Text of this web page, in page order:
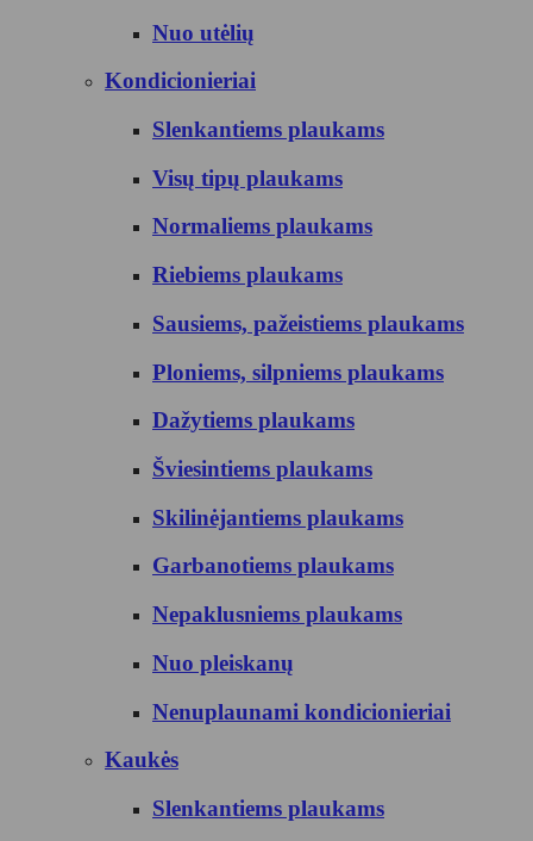
Nuo utėlių
Kondicionieriai
Slenkantiems plaukams
Visų tipų plaukams
Normaliems plaukams
Riebiems plaukams
Sausiems, pažeistiems plaukams
Ploniems, silpniems plaukams
Dažytiems plaukams
Šviesintiems plaukams
Skilinėjantiems plaukams
Garbanotiems plaukams
Nepaklusniems plaukams
Nuo pleiskanų
Nenuplaunami kondicionieriai
Kaukės
Slenkantiems plaukams